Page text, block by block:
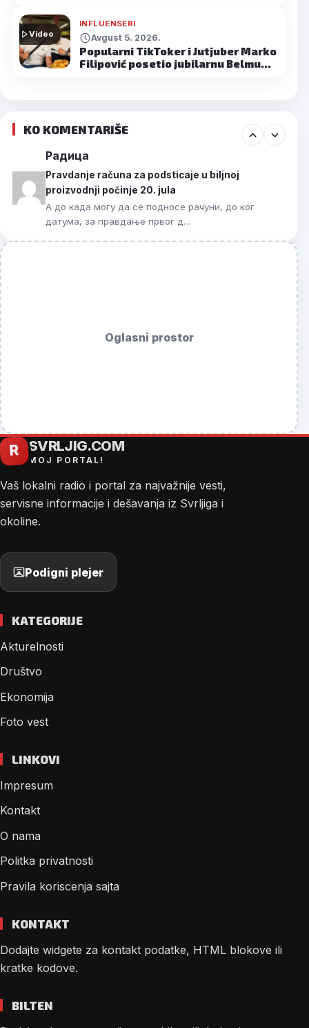
Video
INFLUENSERI
Avgust 5. 2026.
Popularni TikToker i Jutjuber Marko
Filipović posetio jubilarnu Belmu…
KO KOMENTARIŠE
Радица
Pravdanje računa za podsticaje u biljnoj
proizvodnji počinje 20. jula
А до када могу да се подносе рачуни, до ког
датума, за правдање првог д…
Oglasni prostor
R SVRLJIG.COM
MOJ PORTAL!
Vaš lokalni radio i portal za najvažnije vesti,
servisne informacije i dešavanja iz Svrljiga i
okoline.
Podigni plejer
KATEGORIJE
Akturelnosti
Društvo
Ekonomija
Foto vest
LINKOVI
Impresum
Kontakt
O nama
Politka privatnosti
Pravila koriscenja sajta
KONTAKT
Dodajte widgete za kontakt podatke, HTML blokove ili
kratke kodove.
BILTEN